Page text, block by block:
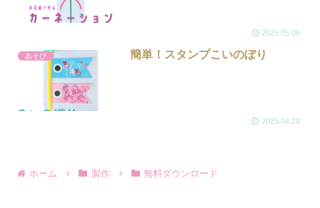
2025.05.06
あそび 簡単！スタンプこいのぼり
2025.04.29
ホーム 製作 無料ダウンロード